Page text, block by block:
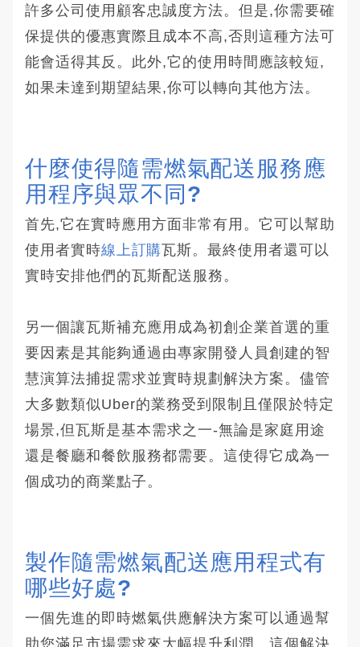
許多公司使用顧客忠誠度方法。但是,你需要確
保提供的優惠實際且成本不高,否則這種方法可
能會适得其反。此外,它的使用時間應該較短,
如果未達到期望結果,你可以轉向其他方法。
什麼使得隨需燃氣配送服務應
用程序與眾不同?
首先,它在實時應用方面非常有用。它可以幫助
使用者實時線上訂購瓦斯。最終使用者還可以
實時安排他們的瓦斯配送服務。
另一個讓瓦斯補充應用成為初創企業首選的重
要因素是其能夠通過由專家開發人員創建的智
慧演算法捕捉需求並實時規劃解決方案。儘管
大多數類似Uber的業務受到限制且僅限於特定
場景,但瓦斯是基本需求之一-無論是家庭用途
還是餐廳和餐飲服務都需要。這使得它成為一
個成功的商業點子。
製作隨需燃氣配送應用程式有
哪些好處?
一個先進的即時燃氣供應解決方案可以通過幫
助您滿足市場需求來大幅提升利潤。這個解決